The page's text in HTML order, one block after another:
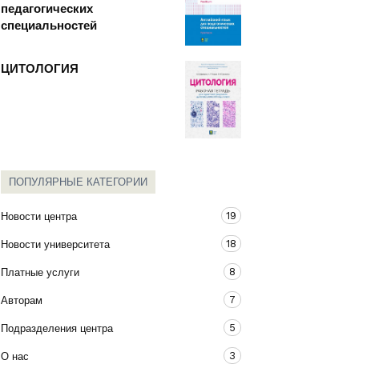
педагогических
специальностей
ЦИТОЛОГИЯ
ПОПУЛЯРНЫЕ КАТЕГОРИИ
Новости центра 19
Новости университета 18
Платные услуги 8
Авторам 7
Подразделения центра 5
О нас 3